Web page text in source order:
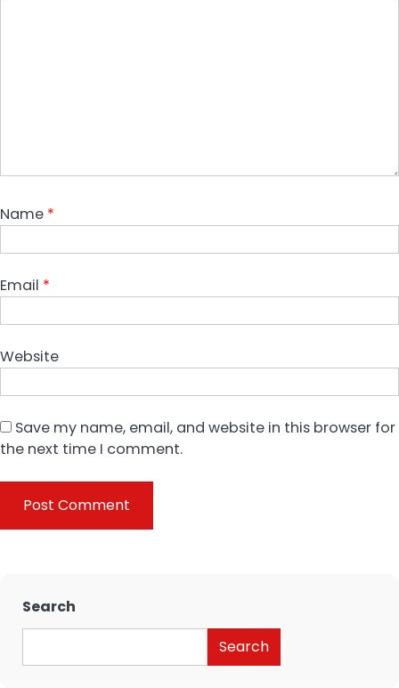
Name *
Email *
Website
Save my name, email, and website in this browser for
the next time I comment.
Search
Search